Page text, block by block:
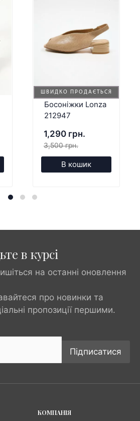
ШВИДКО ПРОДАЄТЬСЯ
Босоніжки Lonza
212947
1,290 грн.
3,500 грн.
В кошик
в курсі
на останні оновлення
про новинки та
пропозиції першими.
Підписатися
КОМПАНІЯ